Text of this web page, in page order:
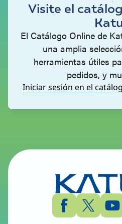
Visite el
El Catálogo Online de
una amplia
herramientas útiles
pedidos, y
Iniciar sesión en el